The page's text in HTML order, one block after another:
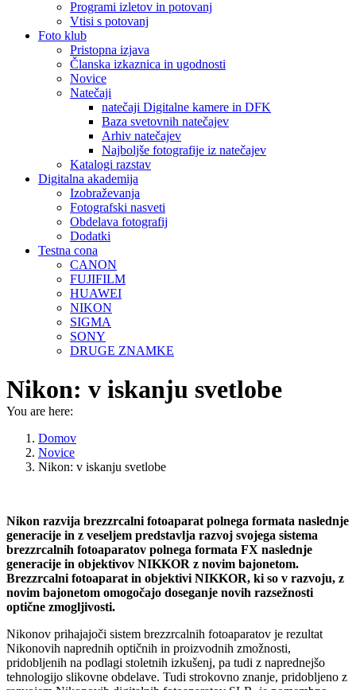
Programi izletov in potovanj
Vtisi s potovanj
Foto klub
Pristopna izjava
Članska izkaznica in ugodnosti
Novice
Natečaji
natečaji Digitalne kamere in DFK
Baza svetovnih natečajev
Arhiv natečajev
Najboljše fotografije iz natečajev
Katalogi razstav
Digitalna akademija
Izobraževanja
Fotografski nasveti
Obdelava fotografij
Dodatki
Testna cona
CANON
FUJIFILM
HUAWEI
NIKON
SIGMA
SONY
DRUGE ZNAMKE
Nikon: v iskanju svetlobe
You are here:
Domov
Novice
Nikon: v iskanju svetlobe
Nikon razvija brezzrcalni fotoaparat polnega formata naslednje
generacije in z veseljem predstavlja razvoj svojega sistema
brezzrcalnih fotoaparatov polnega formata FX naslednje
generacije in objektivov NIKKOR z novim bajonetom.
Brezzrcalni fotoaparat in objektivi NIKKOR, ki so v razvoju, z
novim bajonetom omogočajo doseganje novih razsežnosti
optične zmogljivosti.
Nikonov prihajajoči sistem brezzrcalnih fotoaparatov je rezultat
Nikonovih naprednih optičnih in proizvodnih zmožnosti,
pridobljenih na podlagi stoletnih izkušenj, pa tudi z naprednejšo
tehnologijo slikovne obdelave. Tudi strokovno znanje, pridobljeno z